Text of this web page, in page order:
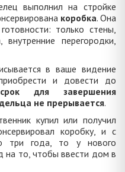
выполнил на стройке
коробка. Она
только стены,
перегородки,
в ваше видение
и довести до
срок для завершения
не прерывается.
купил или получил
коробку, и с
три года, то у нового
на то, чтобы ввести дом в